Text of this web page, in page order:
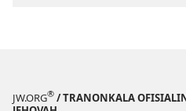
JW.ORG® / TRANONKALA